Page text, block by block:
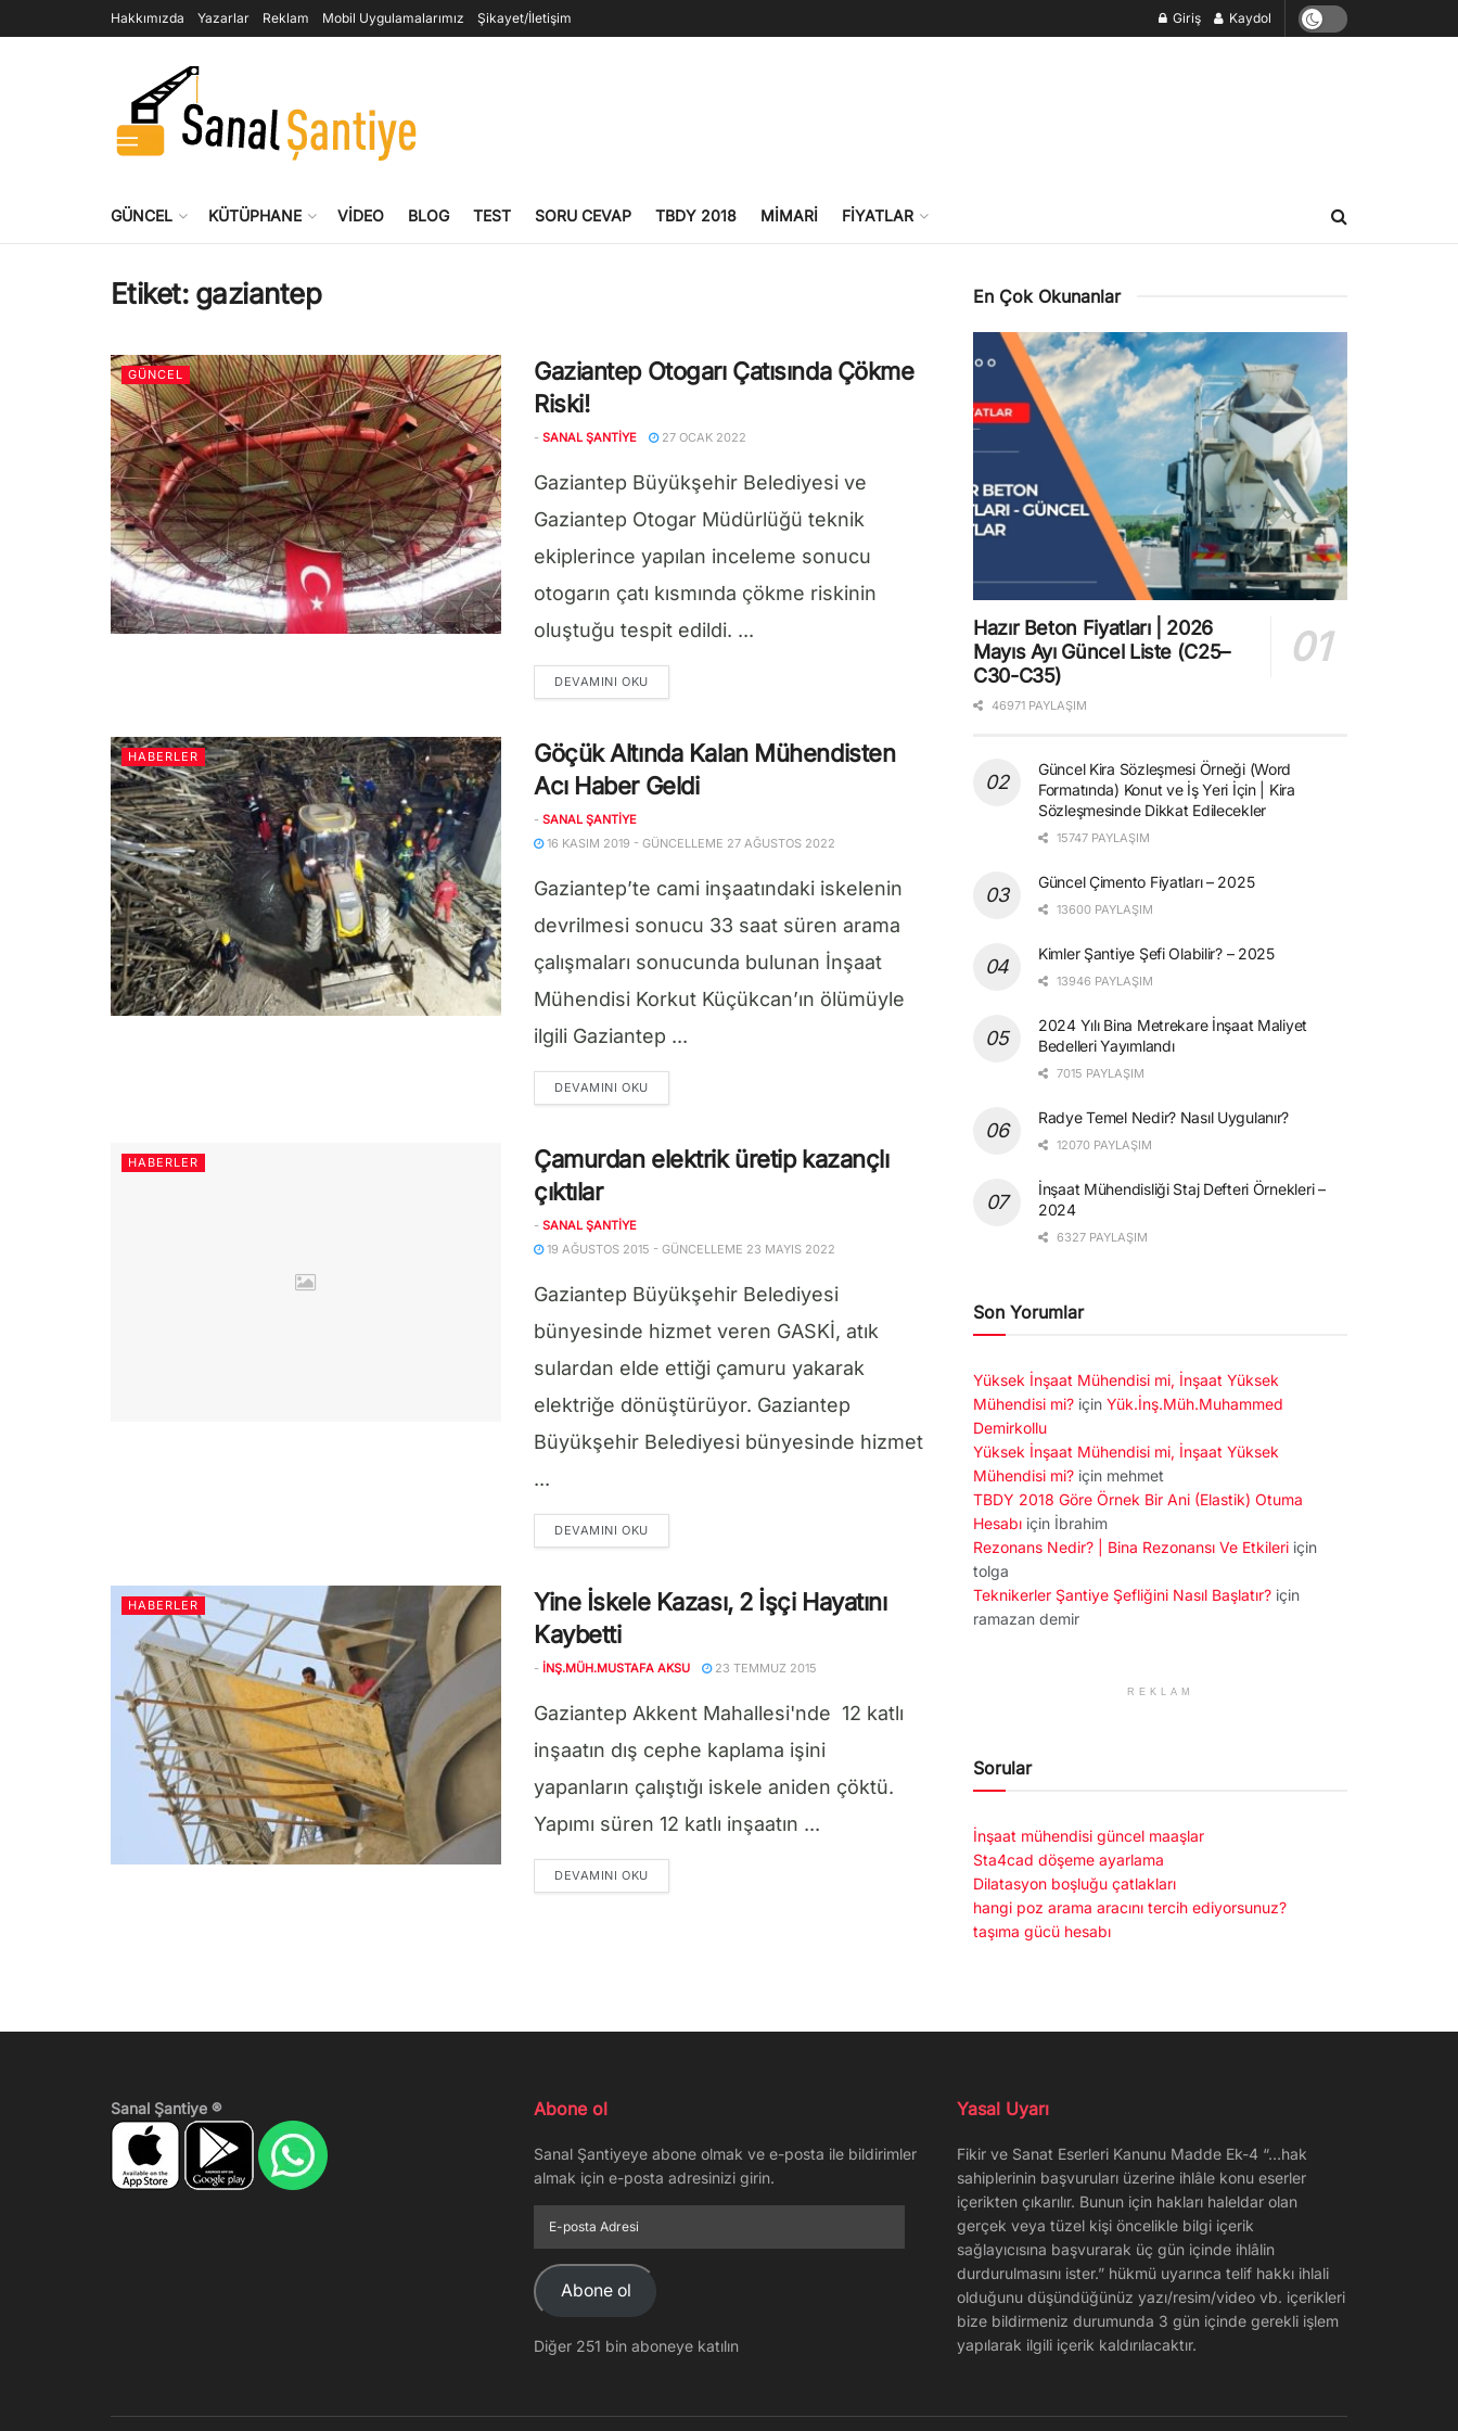
Hakkımızda Yazarlar Reklam Mobil Uygulamalarımız Şikayet/İletişim Giriş Kaydol
GÜNCEL KÜTÜPHANE VIDEO BLOG TEST SORU CEVAP TBDY 2018 MIMARI FIYATLAR
Etiket: gaziantep
GÜNCEL
Gaziantep Otogarı Çatısında Çökme
Riski!
- SANAL ŞANTIYE 27 OCAK 2022
Gaziantep Büyükşehir Belediyesi ve
Gaziantep Otogar Müdürlüğü teknik
ekiplerince yapılan inceleme sonucu
otogarın çatı kısmında çökme riskinin
oluştuğu tespit edildi. ...
DEVAMINI OKUDETAILS
HABERLER
Göçük Altında Kalan Mühendisten
Acı Haber Geldi
- SANAL ŞANTIYE
16 KASIM 2019 - GÜNCELLEME 27 AĞUSTOS 2022
Gaziantep’te cami inşaatındaki iskelenin
devrilmesi sonucu 33 saat süren arama
çalışmaları sonucunda bulunan İnşaat
Mühendisi Korkut Küçükcan’ın ölümüyle
ilgili Gaziantep ...
DEVAMINI OKUDETAILS
HABERLER
Çamurdan elektrik üretip kazançlı
çıktılar
- SANAL ŞANTIYE
19 AĞUSTOS 2015 - GÜNCELLEME 23 MAYIS 2022
Gaziantep Büyükşehir Belediyesi
bünyesinde hizmet veren GASKİ, atık
sulardan elde ettiği çamuru yakarak
elektriğe dönüştürüyor. Gaziantep
Büyükşehir Belediyesi bünyesinde hizmet
...
DEVAMINI OKUDETAILS
HABERLER
Yine İskele Kazası, 2 İşçi Hayatını
Kaybetti
- İNŞ.MÜH.MUSTAFA AKSU 23 TEMMUZ 2015
Gaziantep Akkent Mahallesi'nde 12 katlı
inşaatın dış cephe kaplama işini
yapanların çalıştığı iskele aniden çöktü.
Yapımı süren 12 katlı inşaatın ...
DEVAMINI OKUDETAILS
En Çok Okunanlar
Hazır Beton Fiyatları | 2026
Mayıs Ayı Güncel Liste (C25–
C30-C35)
46971 PAYLAŞIM
Güncel Kira Sözleşmesi Örneği (Word
Formatında) Konut ve İş Yeri İçin | Kira
Sözleşmesinde Dikkat Edilecekler
15747 PAYLAŞIM
Güncel Çimento Fiyatları – 2025
13600 PAYLAŞIM
Kimler Şantiye Şefi Olabilir? – 2025
13946 PAYLAŞIM
2024 Yılı Bina Metrekare İnşaat Maliyet
Bedelleri Yayımlandı
7015 PAYLAŞIM
Radye Temel Nedir? Nasıl Uygulanır?
12070 PAYLAŞIM
İnşaat Mühendisliği Staj Defteri Örnekleri –
2024
6327 PAYLAŞIM
Son Yorumlar
Yüksek İnşaat Mühendisi mi, İnşaat Yüksek
Mühendisi mi? için Yük.İnş.Müh.Muhammed
Demirkollu
Yüksek İnşaat Mühendisi mi, İnşaat Yüksek
Mühendisi mi? için mehmet
TBDY 2018 Göre Örnek Bir Ani (Elastik) Otuma
Hesabı için İbrahim
Rezonans Nedir? | Bina Rezonansı Ve Etkileri için
tolga
Teknikerler Şantiye Şefliğini Nasıl Başlatır? için
ramazan demir
REKLAM
Sorular
İnşaat mühendisi güncel maaşlar
Sta4cad döşeme ayarlama
Dilatasyon boşluğu çatlakları
hangi poz arama aracını tercih ediyorsunuz?
taşıma gücü hesabı
Sanal Şantiye ® Abone ol
Sanal Şantiyeye abone olmak ve e-posta ile bildirimler
almak için e-posta adresinizi girin.
posta
Adresi
Abone ol
Diğer 251 bin aboneye katılın
Yasal Uyarı
Fikir ve Sanat Eserleri Kanunu Madde Ek-4 “…hak
sahiplerinin başvuruları üzerine ihlâle konu eserler
içerikten çıkarılır. Bunun için hakları haleldar olan
gerçek veya tüzel kişi öncelikle bilgi içerik
sağlayıcısına başvurarak üç gün içinde ihlâlin
durdurulmasını ister.” hükmü uyarınca telif hakkı ihlali
olduğunu düşündüğünüz yazı/resim/video vb. içerikleri
bize bildirmeniz durumunda 3 gün içinde gerekli işlem
yapılarak ilgili içerik kaldırılacaktır.